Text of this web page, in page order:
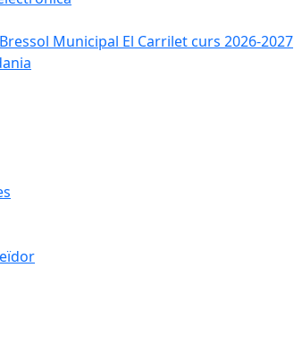
Municipal El Carrilet curs 2026-2027